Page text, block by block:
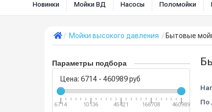
Новинки Мойки ВД Насосы Поломойки
Мойки высокого давления Бытовые
Параметры подбора
Цена: 6714 - 460989руб
6714 10136 45421 166708 460989 По